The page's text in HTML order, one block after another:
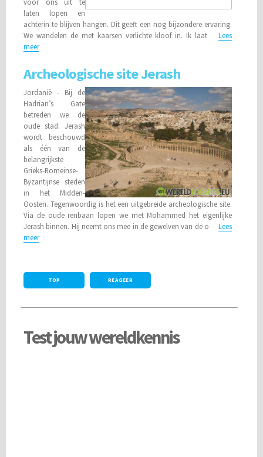
laten lopen en
achterin te blijven hangen. Dit geeft een nog bijzondere ervaring.
We wandelen de met kaarsen verlichte kloof in. Ik laatLees
meer
Archeologische site Jerash
Jordanië - Bij de
Hadrian’s Gate
betreden we de
oude stad. Jerash
wordt beschouwd
als één van de
belangrijkste
Grieks-Romeinse-
Byzantijnse steden
in het Midden-
Oosten. Tegenwoordig is het een uitgebreide archeologische site.
Via de oude renbaan lopen we met Mohammed het eigenlijke
Jerash binnen. Hij neemt ons mee in de gewelven van de oLees
meer
TOP REAGEER
Test jouw wereldkennis